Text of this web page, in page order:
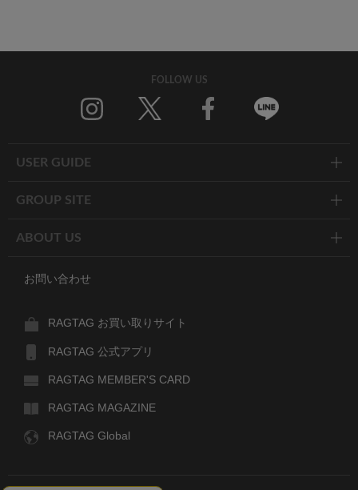
FOLLOW US
USER GUIDE
GROUP SITE
ABOUT US
お問い合わせ
RAGTAG お買い取りサイト
RAGTAG 公式アプリ
RAGTAG MEMBER'S CARD
RAGTAG MAGAZINE
RAGTAG Global